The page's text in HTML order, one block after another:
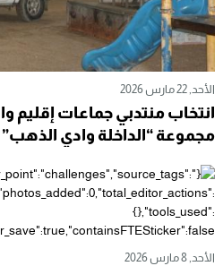
الأحد, 22 مارس 2026
انتخاب منتدبي جماعات إقليم
مجموعة “الداخلة وادي
الأحد, 8 مارس 2026